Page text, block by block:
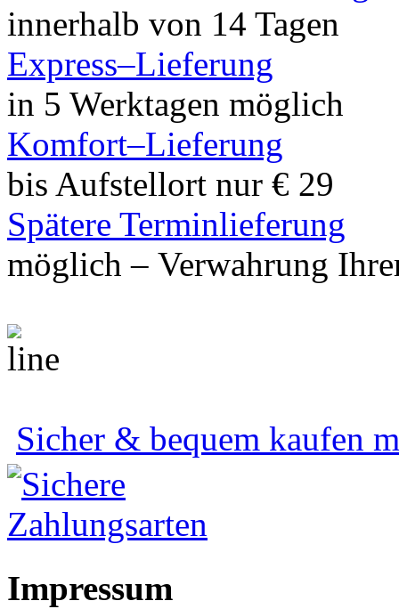
innerhalb von 14 Tagen
Express–Lieferung
in 5 Werktagen möglich
Komfort–Lieferung
bis Aufstellort nur € 29
Spätere Terminlieferung
möglich – Verwahrung
Sicher & bequem kaufen
Impressum